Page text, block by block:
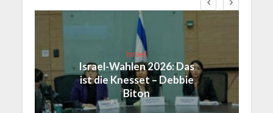
Israel
Israel-Wahlen 2026: Das
ist die Knesset – Debbie
Biton